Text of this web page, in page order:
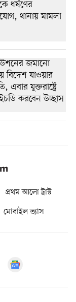
প্রথম আলো ট্রাস্ট
মোবাইল ভ্যাস